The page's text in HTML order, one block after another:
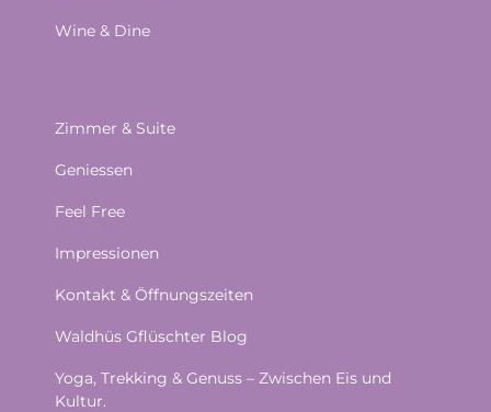
Wine & Dine
Zimmer & Suite
Geniessen
Feel Free
Impressionen
Kontakt & Öffnungszeiten
Waldhüs Gflüschter Blog
Yoga, Trekking & Genuss – Zwischen Eis und
Kultur.